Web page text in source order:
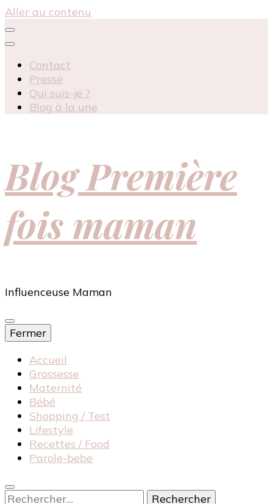
Aller au contenu
Contact
Presse
Qui suis-je ?
Blog à la une
Blog Première
fois maman
Influenceuse Maman
Fermer
Accueil
Grossesse
Maternité
Bébé
Shopping / Test
Lifestyle
Recettes / Food
Parole-bebe
Rechercher :